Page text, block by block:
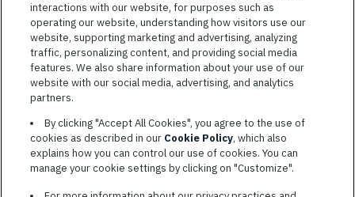
CONDITIONS GÉNÉRALES D’UTILISATION
COOKIE SETTINGS
PLAN DU SITE
PRIVACY POLICY
COOKIE CHOICES & INFO
L3HARRIS.COM
interactions with our website, for purposes such as
operating our website, understanding how visitors use our
website, supporting marketing and advertising, analyzing
traffic, personalizing content, and providing social media
features. We also share information about your use of our
website with our social media, advertising, and analytics
partners.
By clicking "Accept All Cookies", you agree to the use of
cookies as described in our Cookie Policy, which also
explains how you can control our use of cookies. You can
manage your cookie settings by clicking on "Customize".